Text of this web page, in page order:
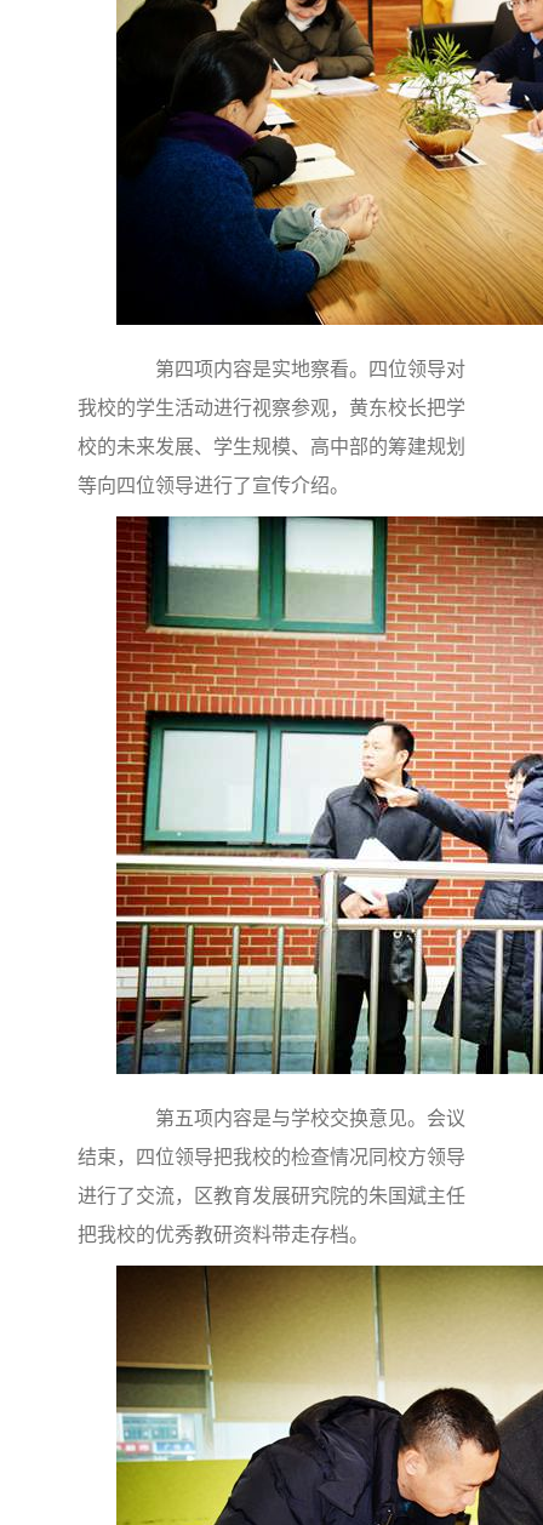
第四项内容是实地察看。四位领导对
我校的学生活动进行视察参观，黄东校长把学
校的未来发展、学生规模、高中部的筹建规划
等向四位领导进行了宣传介绍。
第五项内容是与学校交换意见。会议
结束，四位领导把我校的检查情况同校方领导
进行了交流，区教育发展研究院的朱国斌主任
把我校的优秀教研资料带走存档。